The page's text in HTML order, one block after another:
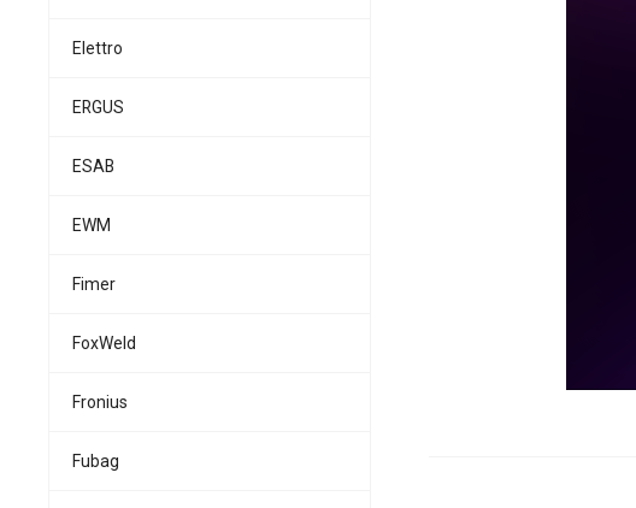
Elettro
ERGUS
ESAB
EWM
Fimer
FoxWeld
Fronius
Fubag